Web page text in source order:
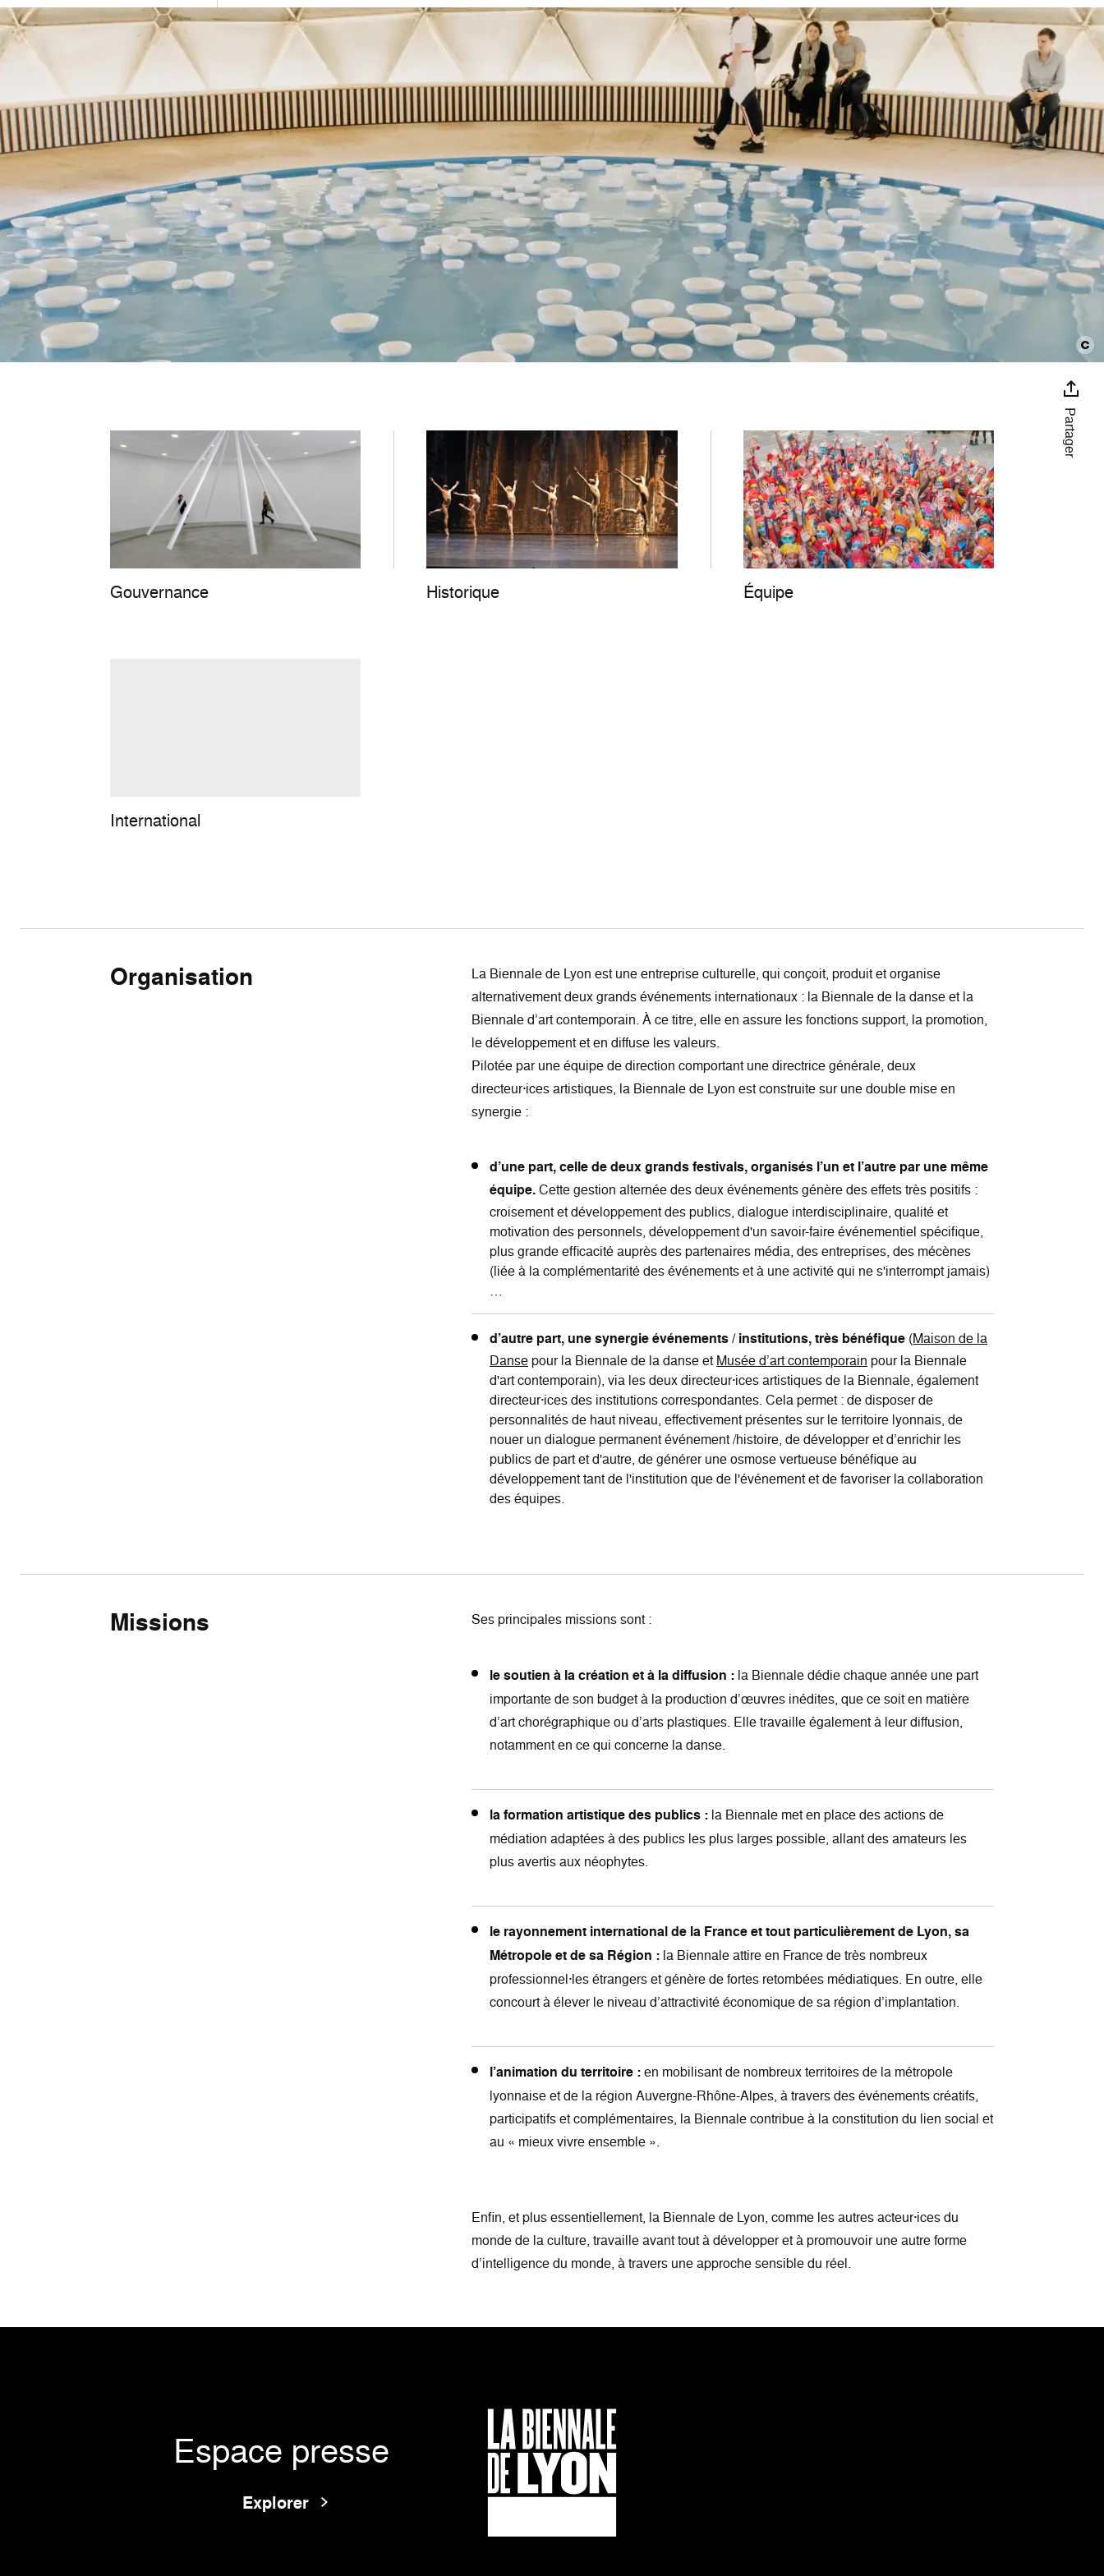
Partager
Gouvernance Historique Équipe
International
Organisation
La Biennale de Lyon est une entreprise culturelle, qui conçoit, produit et organise
alternativement deux grands événements internationaux : la Biennale de la danse et la
Biennale d’art contemporain. À ce titre, elle en assure les fonctions support, la promotion,
le développement et en diffuse les valeurs.
Pilotée par une équipe de direction comportant une directrice générale, deux
directeur·ices artistiques, la Biennale de Lyon est construite sur une double mise en
synergie :
d’une part, celle de deux grands festivals, organisés l’un et l’autre par une même
équipe.Cette gestion alternée des deux événements génère des effets très positifs :
croisement et développement des publics, dialogue interdisciplinaire, qualité et
motivation des personnels, développement d'un savoir-faire événementiel spécifique,
plus grande efficacité auprès des partenaires média, des entreprises, des mécènes
(liée à la complémentarité des événements et à une activité qui ne s'interrompt jamais)
…
d’autre part, une synergie événements / institutions, très bénéfique (Maison de la
Dansepour la Biennale de la danse et Musée d’art contemporain pour la Biennale
d'art contemporain), via les deux directeur·ices artistiques de la Biennale, également
directeur·ices des institutions correspondantes. Cela permet : de disposer de
personnalités de haut niveau, effectivement présentes sur le territoire lyonnais, de
nouer un dialogue permanent événement /histoire, de développer et d’enrichir les
publics de part et d'autre, de générer une osmose vertueuse bénéfique au
développement tant de l'institution que de l'événement et de favoriser la collaboration
des équipes.
Missions Ses principales missions sont :
le soutien à la création et à la diffusion : la Biennale dédie chaque année une part
importante de son budget à la production d’œuvres inédites, que ce soit en matière
d’art chorégraphique ou d’arts plastiques. Elle travaille également à leur diffusion,
notamment en ce qui concerne la danse.
la formation artistique des publics : la Biennale met en place des actions de
médiation adaptées à des publics les plus larges possible, allant des amateurs les
plus avertis aux néophytes.
le rayonnement international de la France et tout particulièrement de Lyon, sa
Métropole et de sa Région : la Biennale attire en France de très nombreux
professionnel·les étrangers et génère de fortes retombées médiatiques. En outre, elle
concourt à élever le niveau d’attractivité économique de sa région d’implantation.
l’animation du territoire :en mobilisant de nombreux territoires de la métropole
lyonnaise et de la région Auvergne-Rhône-Alpes, à travers des événements créatifs,
participatifs et complémentaires, la Biennale contribue à la constitution du lien social et
au « mieux vivre ensemble ».
Enfin, et plus essentiellement, la Biennale de Lyon, comme les autres acteur·ices du
monde de la culture, travaille avant tout à développer et à promouvoir une autre forme
d’intelligence du monde, à travers une approche sensible du réel.
Espace presse
Explorer